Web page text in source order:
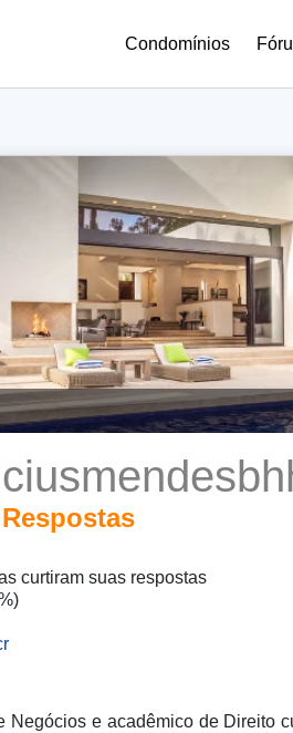
Condomínios
curtiram suas respostas
Negócios e acadêmico de Direito